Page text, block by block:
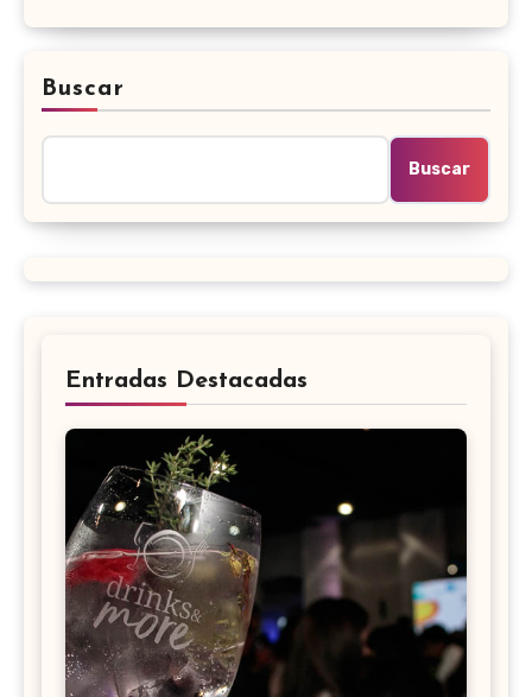
Buscar
Buscar
Entradas Destacadas